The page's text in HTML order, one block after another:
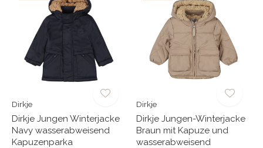
Dirkje
Dirkje Jungen Winterjacke
Navy wasserabweisend
Kapuzenparka
Dirkje
Dirkje Jungen-Winterjacke
Braun mit Kapuze und
wasserabweisend